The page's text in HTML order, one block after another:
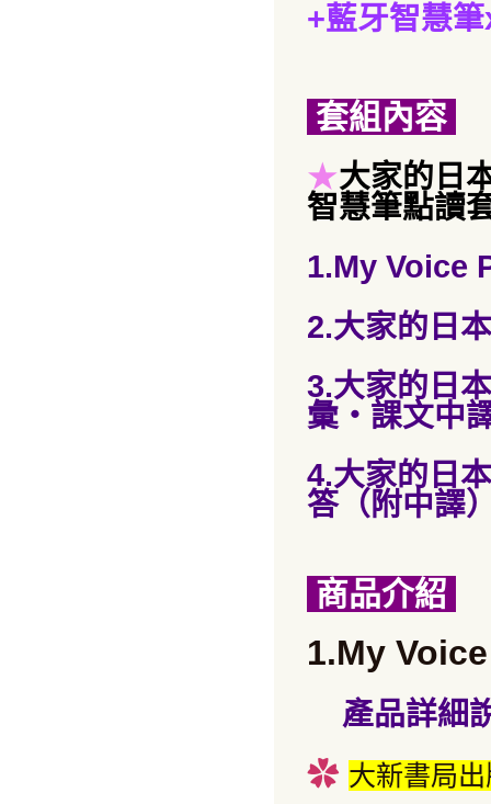
+藍牙智慧
套組內容
★大家的日
智慧筆點讀
1.My Voice
2.大家的日
3.大家的日
彙・課文中
4.大家的日
答（附中譯
商品介紹
1.My
產品詳細
✿ 大新書局